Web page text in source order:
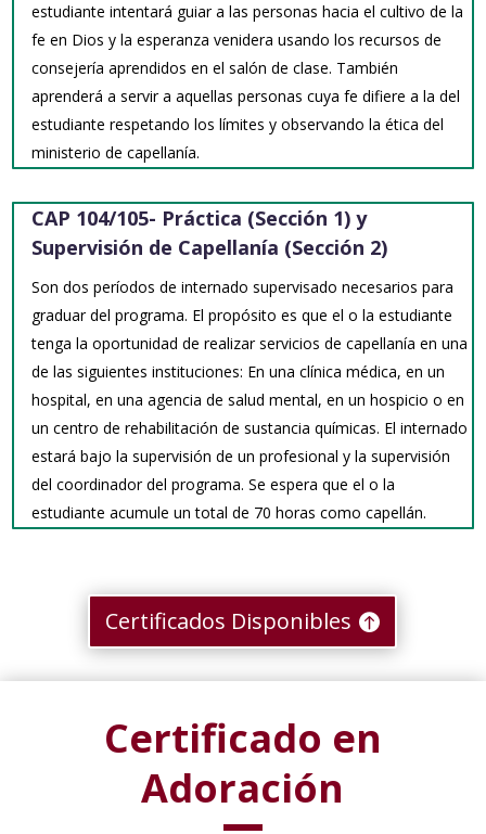
estudiante intentará guiar a las personas hacia el cultivo de la
fe en Dios y la esperanza venidera usando los recursos de
consejería aprendidos en el salón de clase. También
aprenderá a servir a aquellas personas cuya fe difiere a la del
estudiante respetando los límites y observando la ética del
ministerio de capellanía.
CAP 104/105- Práctica (Sección 1) y
Supervisión de Capellanía (Sección 2)
Son dos períodos de internado supervisado necesarios para
graduar del programa. El propósito es que el o la estudiante
tenga la oportunidad de realizar servicios de capellanía en una
de las siguientes instituciones: En una clínica médica, en un
hospital, en una agencia de salud mental, en un hospicio o en
un centro de rehabilitación de sustancia químicas. El internado
estará bajo la supervisión de un profesional y la supervisión
del coordinador del programa. Se espera que el o la
estudiante acumule un total de 70 horas como capellán.
Certificados Disponibles
Certificado en
Adoración